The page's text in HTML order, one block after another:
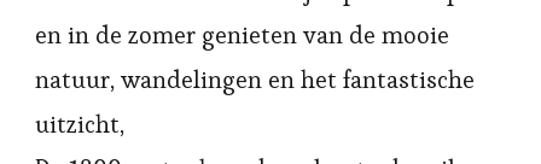
en in de zomer genieten van de mooie
natuur, wandelingen en het fantastische
uitzicht,